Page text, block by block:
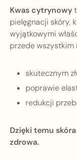
Kwas cytrynowy
pielęgnacji skóry,
wyjątkowymi
przede wszystkim
skutecznym
poprawie
redukcji
Dzięki temu
zdrowa.